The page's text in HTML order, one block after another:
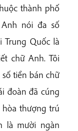
thành phố
nói đa số
Quốc là
chữ Anh. Tôi
tiền bán chữ
đoàn đã cúng
thượng trú
là mười ngàn